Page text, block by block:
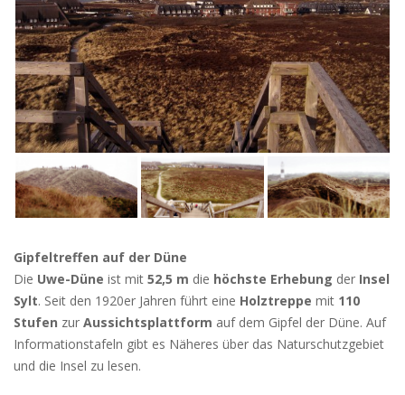
Gipfeltreffen auf der Düne
Die Uwe-Düne ist mit 52,5 m die höchste Erhebung der Insel
Sylt. Seit den 1920er Jahren führt eine Holztreppe mit 110
Stufen zur Aussichtsplattform auf dem Gipfel der Düne. Auf
Informationstafeln gibt es Näheres über das Naturschutzgebiet
und die Insel zu lesen.